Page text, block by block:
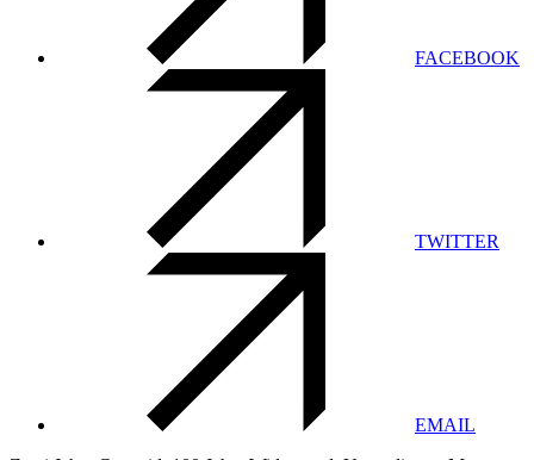
FACEBOOK
TWITTER
EMAIL